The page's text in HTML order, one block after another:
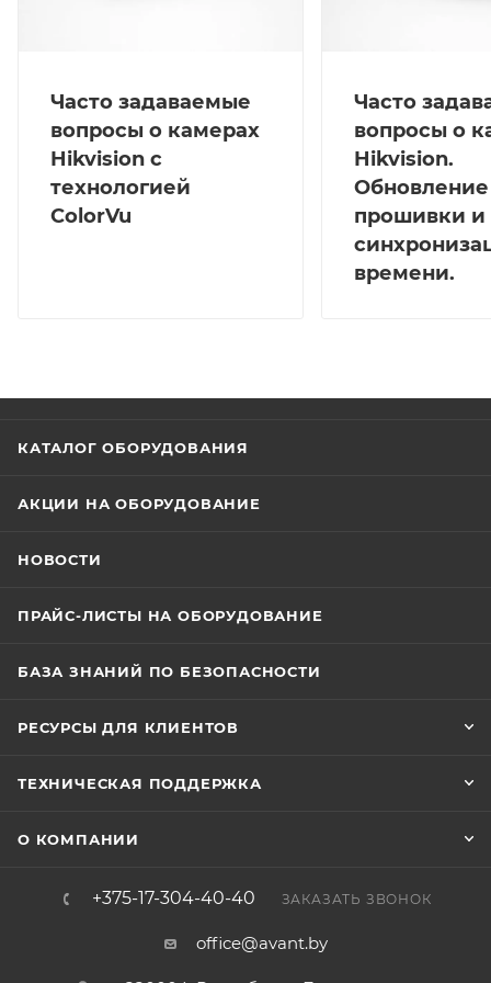
Часто задаваемые
вопросы о камерах
Hikvision с
технологией
ColorVu
Часто
вопросы о
Hikvision.
Обновление
прошивки и
времени.
КАТАЛОГ ОБОРУДОВАНИЯ
АКЦИИ НА ОБОРУДОВАНИЕ
НОВОСТИ
ПРАЙС-ЛИСТЫ НА ОБОРУДОВАНИЕ
БАЗА ЗНАНИЙ ПО БЕЗОПАСНОСТИ
РЕСУРСЫ ДЛЯ КЛИЕНТОВ
ТЕХНИЧЕСКАЯ ПОДДЕРЖКА
О КОМПАНИИ
+375-17-304-40-40 ЗАКАЗАТЬ ЗВОНОК
office@avant.by